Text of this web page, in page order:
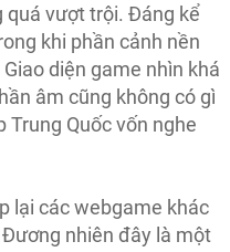
quá vượt trội. Đáng kể
khi phần cảnh nền
diện game nhìn khá
âm cũng không có gì
Trung Quốc vốn nghe
lại các webgame khác
nhiên đây là một